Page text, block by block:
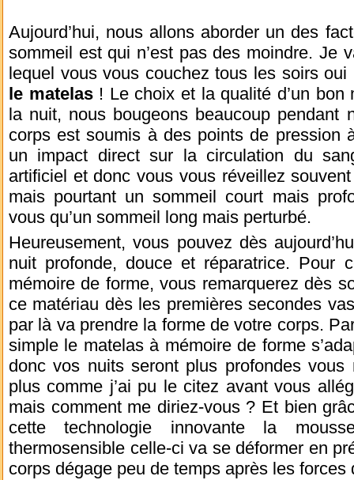
Aujourd’hui, nous allons aborder un des
sommeil est qui n’est pas des moindre. Je
lequel vous vous couchez tous les soirs
le matelas! Le choix et la qualité d’un bon
la nuit, nous bougeons beaucoup pendant
corps est soumis à des points de pression
un impact direct sur la circulation du
artificiel et donc vous vous réveillez
mais pourtant un sommeil court mais
vous qu’un sommeil long mais perturbé.
Heureusement, vous pouvez dès
nuit profonde, douce et réparatrice. Pour
mémoire de forme, vous remarquerez dès
ce matériau dès les premières secondes
par là va prendre la forme de votre corps.
simple le matelas à mémoire de forme
donc vos nuits seront plus profondes
plus comme j’ai pu le citez avant vous
mais comment me diriez-vous ? Et bien
cette technologie innovante la
thermosensible celle-ci va se déformer en
corps dégage peu de temps après les forces